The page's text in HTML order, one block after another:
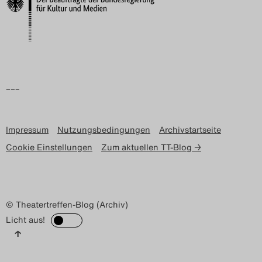
–––
Impressum Nutzungsbedingungen
Archivstartseite
Cookie Einstellungen
Zum aktuellen TT-Blog →
© Theatertreffen-Blog (Archiv)
Licht aus!
↑